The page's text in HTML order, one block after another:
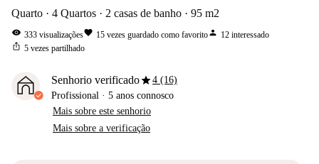
Quarto 4 Quartos 2 casas de banho 95 m2
visibility 333 visualizaçõesfavorite 15 vezes guardado como favoritoperson 12 interessado
ios_share 5 vezes partilhado
Senhorio verificadostar4 (16)
Profissional · 5 anos connosco
Mais sobre este senhorio
Mais sobre a verificação